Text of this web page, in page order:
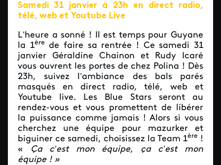
Samedi 31 janvier à 23h en direct radio,
télé, web et Youtube Live
L’heure a sonné ! Il est temps pour Guyane
la 1ère
de faire sa rentrée ! Ce samedi 31
janvier Géraldine Chainon et Rudy Icaré
vous ouvrent les portes de chez Polina ! Dès
23h, suivez l’ambiance des bals parés
masqués en direct radio, télé, web et
Youtube live. Les Blue Stars seront au
rendez-vous et vous promettent de libérer
la puissance comme jamais ! Alors si vous
cherchez une équipe pour mazurker et
biguiner ce samedi, choisissez la Team 1ère !
«
Ça c’est mon équipe, ça c’est mon
équipe ! »